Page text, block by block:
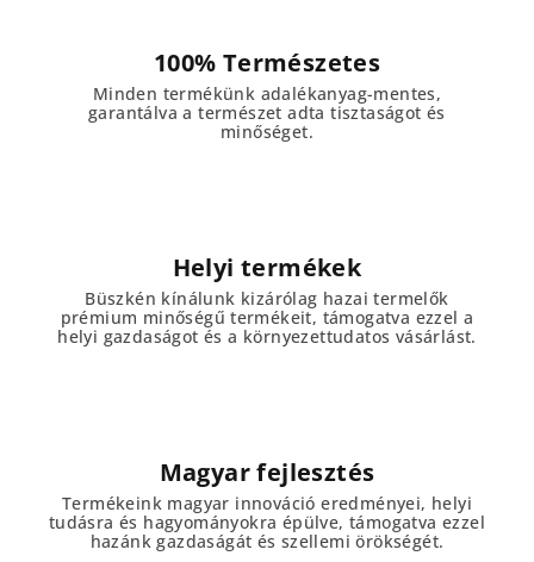
100% Természetes
Minden termékünk adalékanyag-mentes,
garantálva a természet adta tisztaságot és
minőséget.
Helyi termékek
Büszkén kínálunk kizárólag hazai termelők
prémium minőségű termékeit, támogatva ezzel a
helyi gazdaságot és a környezettudatos vásárlást.
Magyar fejlesztés
Termékeink magyar innováció eredményei, helyi
tudásra és hagyományokra épülve, támogatva ezzel
hazánk gazdaságát és szellemi örökségét.